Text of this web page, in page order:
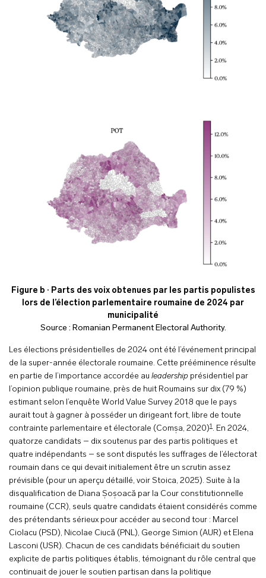
Figure b · Parts des voix obtenues par les partis populistes
lors de l’élection parlementaire roumaine de 2024 par
municipalité
Source : Romanian Permanent Electoral Authority.
Les élections présidentielles de 2024 ont été l’événement principal
de la super-année électorale roumaine. Cette prééminence résulte
en partie de l’importance accordée au leadership présidentiel par
l’opinion publique roumaine, près de huit Roumains sur dix (79 %)
estimant selon l’enquête World Value Survey 2018 que le pays
aurait tout à gagner à posséder un dirigeant fort, libre de toute
contrainte parlementaire et électorale (Comșa, 2020)1 . En 2024,
quatorze candidats – dix soutenus par des partis politiques et
quatre indépendants – se sont disputés les suffrages de l’électorat
roumain dans ce qui devait initialement être un scrutin assez
prévisible (pour un aperçu détaillé, voir Stoica, 2025). Suite à la
disqualification de Diana Șoșoacă par la Cour constitutionnelle
roumaine (CCR), seuls quatre candidats étaient considérés comme
des prétendants sérieux pour accéder au second tour : Marcel
Ciolacu (PSD), Nicolae Ciucă (PNL), George Simion (AUR) et Elena
Lasconi (USR). Chacun de ces candidats bénéficiait du soutien
explicite de partis politiques établis, témoignant du rôle central que
continuait de jouer le soutien partisan dans la politique